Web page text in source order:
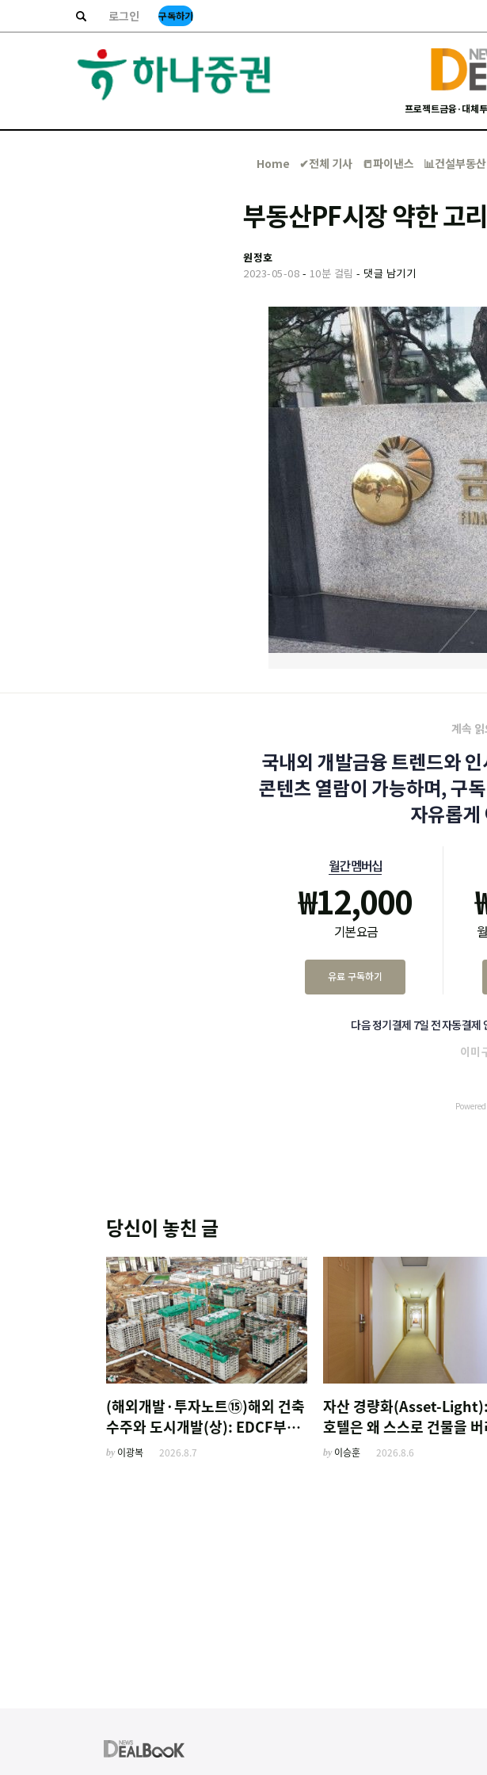
로그인 구독하기
프로젝트금융·대체
Home ✔︎전체 기사 📒파이낸스 📊건설부동산
부동산PF시장 약한 고
원정호
2023-05-08 - 10분 걸림 - 댓글 남기기
계속
국내외 개발금융 트렌드와
콘텐츠 열람이 가능하며, 구
자유롭게
월간 멤버십
₩12,000
기본 요금
유료 구독하기
다음 정기결제 7일 전 자동결제
이미
당신이 놓친 글
(해외개발·투자노트⑮)해외 건축
수주와 도시개발(상): EDCF부터
계열사 진출 위한 복합시설까지
by 이광복 2026.8.7
자산 경량화(Asset-
호텔은 왜 스스로 건물을
'이름'만 팔기 시작했을까
by 이승훈 2026.8.6